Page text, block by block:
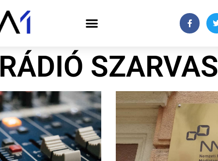
RÁDIÓ SZARVAS